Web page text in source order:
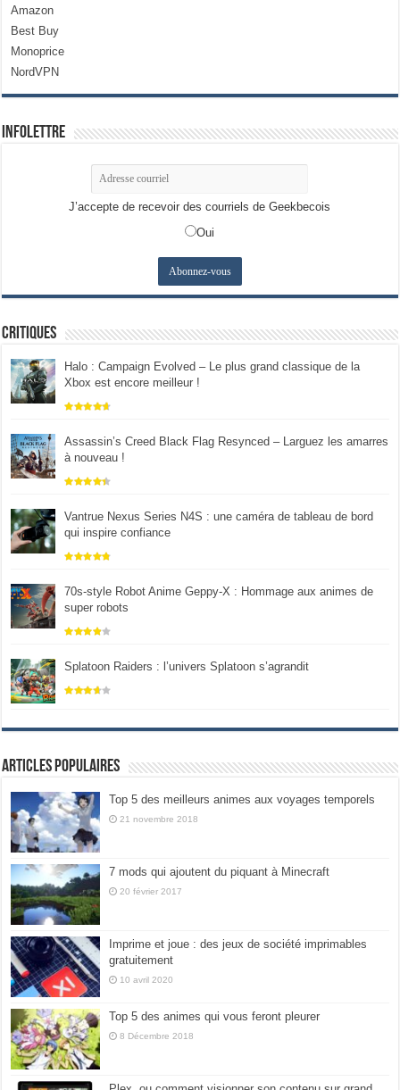
Amazon
Best Buy
Monoprice
NordVPN
Infolettre
J’accepte de recevoir des courriels de Geekbecois
Oui
Critiques
Halo : Campaign Evolved – Le plus grand classique de la
Xbox est encore meilleur !
Assassin’s Creed Black Flag Resynced – Larguez les amarres
à nouveau !
Vantrue Nexus Series N4S : une caméra de tableau de bord
qui inspire confiance
70s-style Robot Anime Geppy-X : Hommage aux animes de
super robots
Splatoon Raiders : l’univers Splatoon s’agrandit
Articles populaires
Top 5 des meilleurs animes aux voyages temporels
21 novembre 2018
7 mods qui ajoutent du piquant à Minecraft
20 février 2017
Imprime et joue : des jeux de société imprimables
gratuitement
10 avril 2020
Top 5 des animes qui vous feront pleurer
8 Décembre 2018